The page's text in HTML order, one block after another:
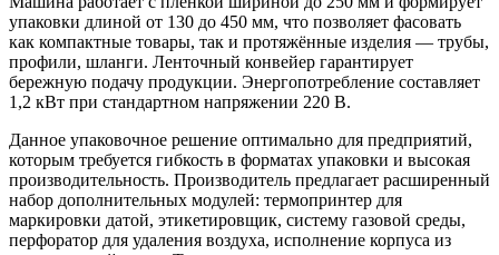
упаковки длиной от 130 до 450 мм, что позволяет фасовать
как компактные товары, так и протяжённые изделия — трубы,
профили, шланги. Ленточный конвейер гарантирует
бережную подачу продукции. Энергопотребление составляет
1,2 кВт при стандартном напряжении 220 В.
Данное упаковочное решение оптимально для предприятий,
которым требуется гибкость в форматах упаковки и высокая
производительность. Производитель предлагает расширенный
набор дополнительных модулей: термопринтер для
маркировки датой, этикетировщик, систему газовой среды,
перфоратор для удаления воздуха, исполнение корпуса из